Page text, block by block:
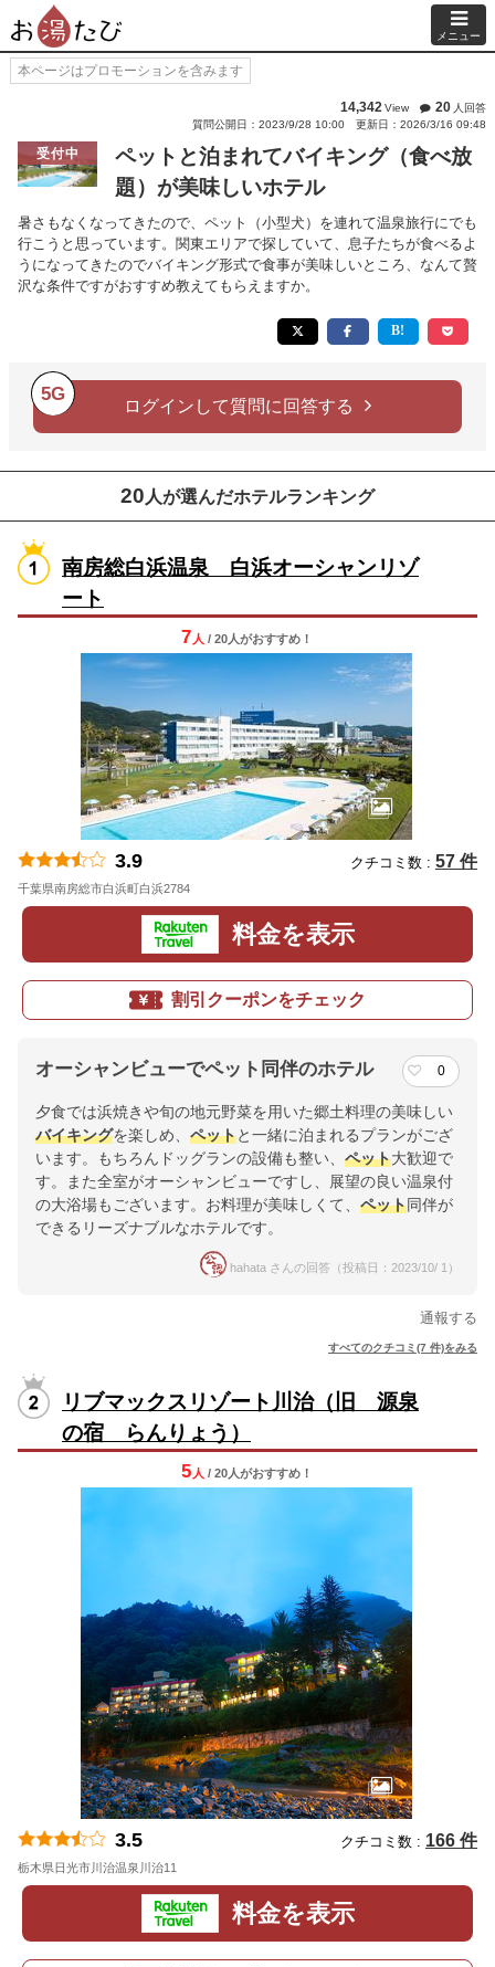
メニュー
本ページはプロモーションを含みます
14,342View 20 人回答
質問公開日：2023/9/28 10:00
更新日：2026/3/16 09:48
受付中
ペットと泊まれてバイキング（食べ放
題）が美味しいホテル
暑さもなくなってきたので、ペット（小型犬）を連れて温泉旅行にでも
行こうと思っています。関東エリアで探していて、息子たちが食べるよ
うになってきたのでバイキング形式で食事が美味しいところ、なんて贅
沢な条件ですがおすすめ教えてもらえますか。
5G
ログインして質問に回答する
20 人が選んだホテルランキング
南房総白浜温泉 白浜オーシャンリゾ
ート
7 人 / 20人がおすすめ！
3.9 クチコミ数 : 57 件
千葉県南房総市白浜町白浜2784
料金を表示
割引クーポンをチェック
オーシャンビューでペット同伴のホテル 0
夕食では浜焼きや旬の地元野菜を用いた郷土料理の美味しい
バイキングを楽しめ、 ペットと一緒に泊まれるプランがござ
います。もちろんドッグランの設備も整い、 ペット大歓迎で
す。また全室がオーシャンビューですし、展望の良い温泉付
の大浴場もございます。お料理が美味しくて、 ペット同伴が
できるリーズナブルなホテルです。
hahata さんの回答（投稿日：2023/10/ 1）
通報する
すべてのクチコミ(7 件)をみる
リブマックスリゾート川治（旧 源泉
の宿 らんりょう）
5 人 / 20人がおすすめ！
3.5 クチコミ数 : 166 件
栃木県日光市川治温泉川治11
料金を表示